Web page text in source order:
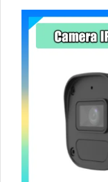
sản phẩm này
các trang mạng